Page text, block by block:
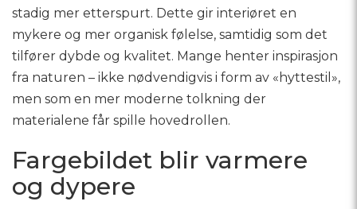
stadig mer etterspurt. Dette gir interiøret en
mykere og mer organisk følelse, samtidig som det
tilfører dybde og kvalitet. Mange henter inspirasjon
fra naturen – ikke nødvendigvis i form av «hyttestil»,
men som en mer moderne tolkning der
materialene får spille hovedrollen.
Fargebildet blir varmere
og dypere